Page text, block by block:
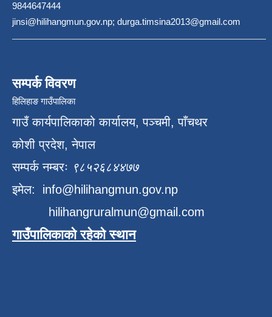
9844647444
jinsi@hilihangmun.gov.np; durga.timsina2013@gmail.com
सम्पर्क विवरण
हिलिहाङ गाउँपालिका
गाउँ कार्यपालिकाको कार्यालय, पञ्चमी, पाँचथर
कोशी प्रदेश, नेपाल
सम्पर्क नम्बरः ९८५२६८४४७७
इमेल: info@hilihangmun.gov.np
hilihangruralmun@gmail.com
गाउँपालिकाको रहेको स्थान